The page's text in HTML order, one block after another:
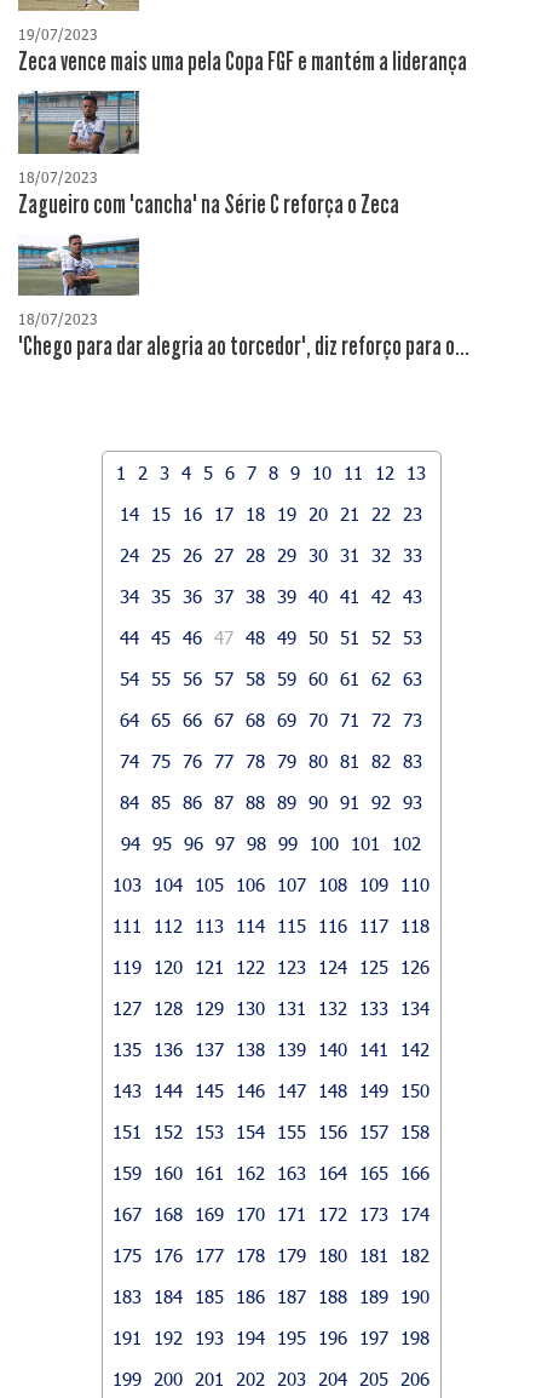
19/07/2023
Zeca vence mais uma pela Copa FGF e mantém a liderança
18/07/2023
Zagueiro com "cancha" na Série C reforça o Zeca
18/07/2023
"Chego para dar alegria ao torcedor", diz reforço para o...
1 2 3 4 5 6 7 8 9 10 11 12
13
14
15 16 17 18 19 20 21 22
23
24
25 26 27 28 29 30 31 32
33
34 35 36 37 38 39 40 41 42
43
44 45 46 47 48 49 50 51 52
53
54 55 56 57 58 59 60 61 62
63
64 65 66 67 68 69 70 71 72
73
74 75 76 77 78 79 80 81 82
83
84 85 86 87 88 89 90 91 92
93
94 95 96 97 98 99 100 101
102
103
104 105 106 107 108 109
110
111
112 113 114 115 116 117
118
119
120 121 122 123 124 125
126
127
128 129 130 131 132 133
134
135
136 137 138 139 140 141
142
143
144 145 146 147 148 149
150
151
152 153 154 155 156 157
158
159
160 161 162 163 164 165
166
167
168 169 170 171 172 173
174
175
176 177 178 179 180 181
182
183
184 185 186 187 188 189
190
191
192 193 194 195 196 197
198
199
200 201 202 203 204 205
206